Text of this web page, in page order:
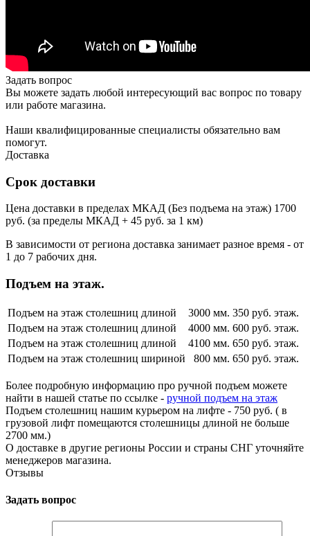
Задать вопрос
Вы можете задать любой интересующий вас вопрос по товару
или работе магазина.
Наши квалифицированные специалисты обязательно вам
помогут.
Доставка
Срок доставки
Цена доставки в пределах МКАД (Без подъема на этаж) 1700
руб. (за пределы МКАД + 45 руб. за 1 км)
В зависимости от региона доставка занимает разное время - от
1 до 7 рабочих дня.
Подъем на этаж.
Подъем на этаж столешниц длиной 3000 мм. 350 руб. этаж.
Подъем на этаж столешниц длиной
4000 мм. 600 руб. этаж.
Подъем на этаж столешниц длиной
4100 мм. 650 руб. этаж.
Подъем на этаж столешниц шириной
800 мм. 650 руб. этаж.
Более подробную информацию про ручной подъем можете
найти в нашей статье по ссылке - ручной подъем на этаж
Подъем столешниц нашим курьером на лифте - 750 руб. ( в
грузовой лифт помещаются столешницы длиной не больше
2700 мм.)
О доставке в другие регионы России и страны СНГ уточняйте
менеджеров магазина.
Отзывы
Задать вопрос